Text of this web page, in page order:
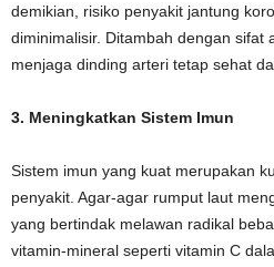
demikian, risiko penyakit jantung
diminimalisir. Ditambah dengan sifat
menjaga dinding arteri tetap sehat
3. Meningkatkan Sistem Imun
Sistem imun yang kuat merupakan
penyakit. Agar-agar rumput laut
yang bertindak melawan radikal
vitamin-mineral seperti vitamin C